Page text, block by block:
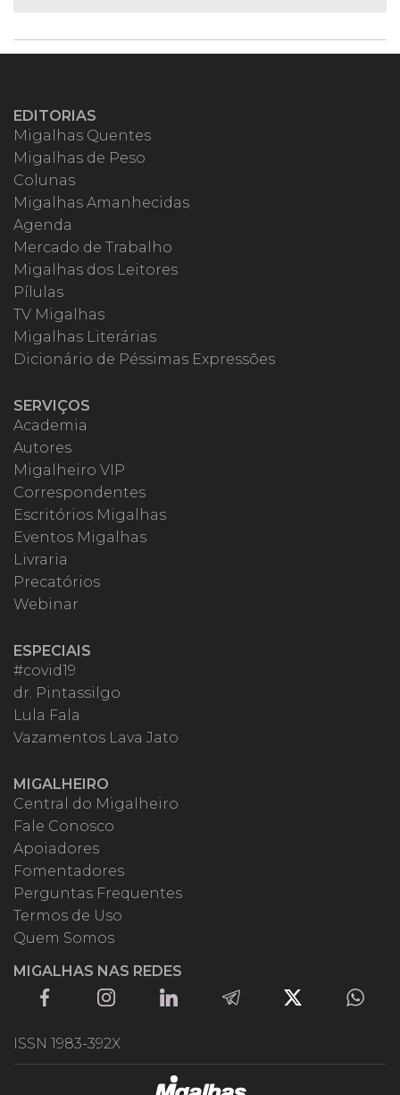
EDITORIAS
Migalhas Quentes
Migalhas de Peso
Colunas
Migalhas Amanhecidas
Agenda
Mercado de Trabalho
Migalhas dos Leitores
Pílulas
TV Migalhas
Migalhas Literárias
Dicionário de Péssimas Expressões
SERVIÇOS
Academia
Autores
Migalheiro VIP
Correspondentes
Escritórios Migalhas
Eventos Migalhas
Livraria
Precatórios
Webinar
ESPECIAIS
#covid19
dr. Pintassilgo
Lula Fala
Vazamentos Lava Jato
MIGALHEIRO
Central do Migalheiro
Fale Conosco
Apoiadores
Fomentadores
Perguntas Frequentes
Termos de Uso
Quem Somos
MIGALHAS NAS REDES
ISSN 1983-392X